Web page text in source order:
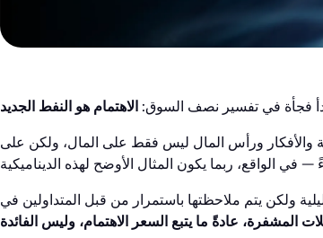
فجأة في تفسير نصف السوق: الاهتمام هو النفط الجديد
والأفكار ورأس المال ليس فقط على المال، ولكن على
ولكن يتم ملاحظتها باستمرار من قبل المتداولين في
المشفرة، عادةً ما يتبع السعر الاهتمام، وليس الفائدة